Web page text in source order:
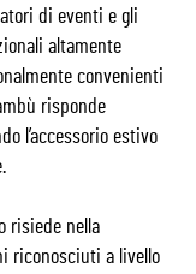
di eventi e gli
altamente
convenienti
risponde
l’accessorio estivo
risiede nella
riconosciuti a livello